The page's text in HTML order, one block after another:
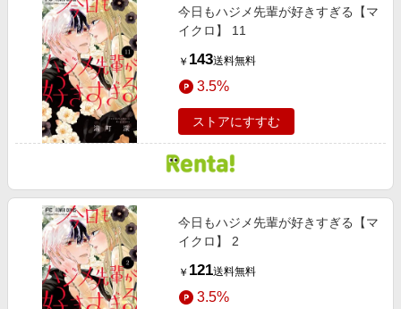
今日もハジメ先輩が好きすぎる【マ
イクロ】 11
￥ 143送料無料
3.5%
ストアにすすむ
今日もハジメ先輩が好きすぎる【マ
イクロ】 2
￥ 121送料無料
3.5%